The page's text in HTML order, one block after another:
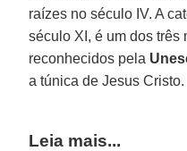
raízes no século IV. A
século XI, é um dos três
reconhecidos pela
a túnica de Jesus Cristo.
Leia mais...